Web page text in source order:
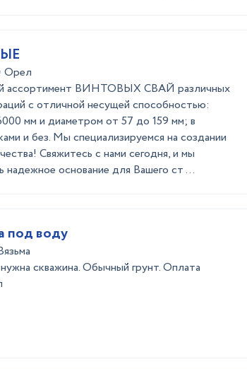
Орел
ассортимент ВИНТОВЫХ СВАЙ различных
с отличной несущей способностью:
мм и диаметром от 57 до 159 мм; в
и без. Мы специализируемся на создании
Свяжитесь с нами сегодня, и мы
надежное основание для Вашего ст ...
под воду
скважина. Обычный грунт. Оплата